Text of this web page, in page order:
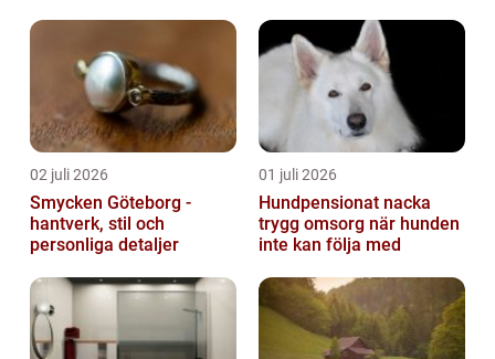
02 juli 2026
Smycken Göteborg -
hantverk, stil och
personliga detaljer
01 juli 2026
Hundpensionat nacka
trygg omsorg när hunden
inte kan följa med